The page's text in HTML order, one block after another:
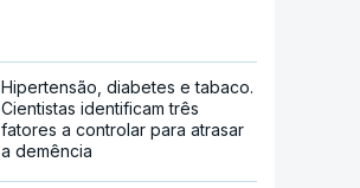
Hipertensão, diabetes e tabaco.
Cientistas identificam três
fatores a controlar para atrasar
a demência